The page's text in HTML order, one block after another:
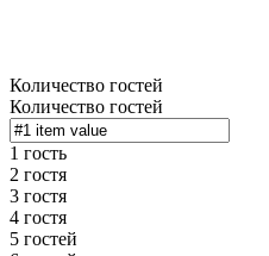
Количество гостей
Количество гостей
1 гость
2 гостя
3 гостя
4 гостя
5 гостей